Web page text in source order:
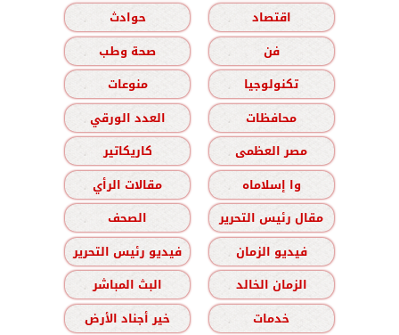
اقتصاد
حوادث
فن
صحة وطب
تكنولوجيا
منوعات
محافظات
العدد الورقي
مصر العظمى
كاريكاتير
وا إسلاماه
مقالات الرأي
مقال رئيس التحرير
الصحف
فيديو الزمان
فيديو رئيس التحرير
الزمان الخالد
البث المباشر
خدمات
خير أجناد الأرض